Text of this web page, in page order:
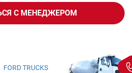
С МЕНЕДЖЕРОМ